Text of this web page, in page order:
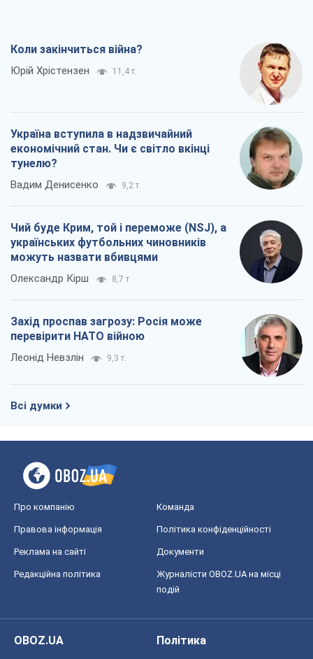
Коли закінчиться війна?
Юрій Хрістензен 11,4 т.
Україна вступила в надзвичайний
економічний стан. Чи є світло вкінці
тунелю?
Вадим Денисенко 9,2 т.
Чий буде Крим, той і переможе (NSJ), а
українських футбольних чиновників
можуть назвати вбивцями
Олександр Кірш 8,7 т.
Захід проспав загрозу: Росія може
перевірити НАТО війною
Леонід Невзлін 9,3 т.
Всі думки
Про компанію Команда
Правова інформація Політика конфіденційності
Реклама на сайті Документи
Редакційна політика
Журналісти OBOZ.UA на місці
подій
OBOZ.UA
Політика